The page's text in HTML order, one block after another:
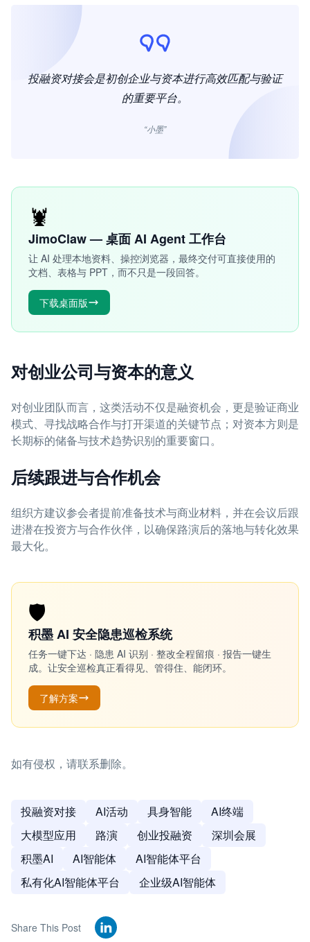
投融资对接会是初创企业与资本进行高效匹配与验证
的重要平台。
“小墨”
🦞
JimoClaw — 桌面 AI Agent 工作台
让 AI 处理本地资料、操控浏览器，最终交付可直接使用的
文档、表格与 PPT，而不只是一段回答。
下载桌面版
对创业公司与资本的意义
对创业团队而言，这类活动不仅是融资机会，更是验证商业
模式、寻找战略合作与打开渠道的关键节点；对资本方则是
长期标的储备与技术趋势识别的重要窗口。
后续跟进与合作机会
组织方建议参会者提前准备技术与商业材料，并在会议后跟
进潜在投资方与合作伙伴，以确保路演后的落地与转化效果
最大化。
🛡️
积墨 AI 安全隐患巡检系统
任务一键下达 · 隐患 AI 识别 · 整改全程留痕 · 报告一键生
成。让安全巡检真正看得见、管得住、能闭环。
了解方案
如有侵权，请联系删除。
投融资对接 AI活动 具身智能
AI终端
大模型应用
路演 创业投融资
深圳会展
积墨AI
AI智能体
AI智能体平台
私有化AI智能体平台
企业级AI智能体
Share This Post